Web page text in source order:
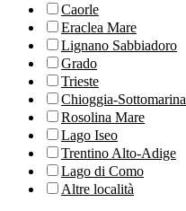
Caorle
Eraclea Mare
Lignano Sabbiadoro
Grado
Trieste
Chioggia-Sottomarina
Rosolina Mare
Lago Iseo
Trentino Alto-Adige
Lago di Como
Altre località